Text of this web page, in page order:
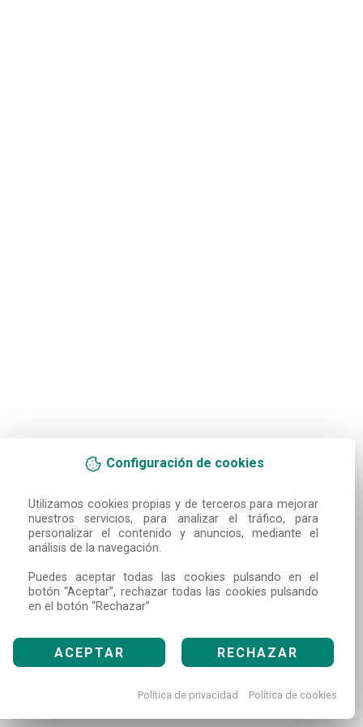
Configuración de cookies
Utilizamos cookies propias y de terceros para mejorar
nuestros servicios, para analizar el tráfico, para
personalizar el contenido y anuncios, mediante el
análisis de la navegación.
Puedes aceptar todas las cookies pulsando en el
botón “Aceptar”, rechazar todas las cookies pulsando
en el botón “Rechazar”
ACEPTAR RECHAZAR
Política de privacidad Política de cookies